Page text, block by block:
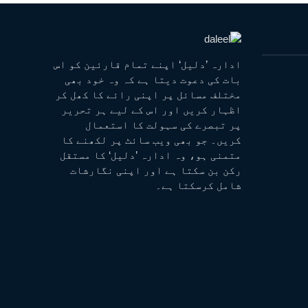
ادارہ ’دلیل‘ اپنے تمام قارئین کو اس
بات کی دعوت دیتا ہے کہ وہ خود بھی
مختلف مسائل پر اپنی رائے کا کھل کر
اظہار کریں اور اس کے لیے ہر تحریر
پر تبصرے کی سہولت کا استعمال
کریں۔ جو بھی ویب سائٹ پر لکھنے کا
متمنی ہو، وہ ادارہ ’دلیل‘ کا مستقل
رکن بن سکتا ہے اور اپنی نگارشات
شامل کرسکتا ہے۔